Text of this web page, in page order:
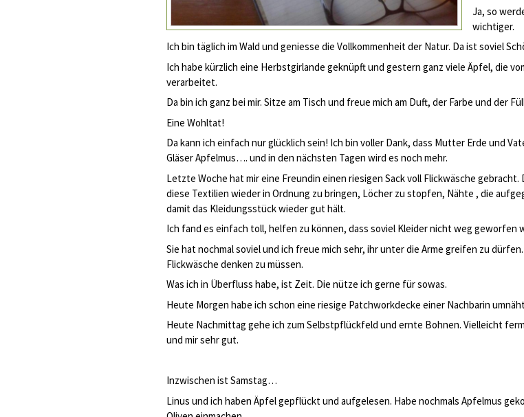
Ja, so
wichtiger.
Ich bin täglich im Wald und geniesse die Vollkommenheit der Natur. Da ist soviel
Ich habe kürzlich eine Herbstgirlande geknüpft und gestern ganz viele Äpfel, die
verarbeitet.
Da bin ich ganz bei mir. Sitze am Tisch und freue mich am Duft, der Farbe und der
Eine Wohltat!
Da kann ich einfach nur glücklich sein! Ich bin voller Dank, dass Mutter Erde und
Gläser Apfelmus…. und in den nächsten Tagen wird es noch mehr.
Letzte Woche hat mir eine Freundin einen riesigen Sack voll Flickwäsche gebracht.
diese Textilien wieder in Ordnung zu bringen, Löcher zu stopfen, Nähte , die
damit das Kleidungsstück wieder gut hält.
Ich fand es einfach toll, helfen zu können, dass soviel Kleider nicht weg geworfen
Sie hat nochmal soviel und ich freue mich sehr, ihr unter die Arme greifen zu
Flickwäsche denken zu müssen.
Was ich in Überfluss habe, ist Zeit. Die nütze ich gerne für sowas.
Heute Morgen habe ich schon eine riesige Patchworkdecke einer Nachbarin
Heute Nachmittag gehe ich zum Selbstpflückfeld und ernte Bohnen. Vielleicht
und mir sehr gut.
Inzwischen ist Samstag…
Linus und ich haben Äpfel gepflückt und aufgelesen. Habe nochmals Apfelmus